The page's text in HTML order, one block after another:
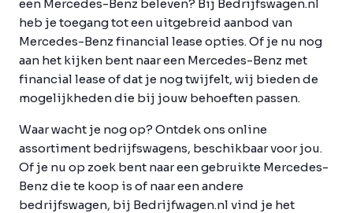
een Mercedes-Benz beleven? Bij Bedrijfswagen.nl
heb je toegang tot een uitgebreid aanbod van
Mercedes-Benz financial lease opties. Of je nu nog
aan het kijken bent naar een Mercedes-Benz met
financial lease of dat je nog twijfelt, wij bieden de
mogelijkheden die bij jouw behoeften passen.
Waar wacht je nog op? Ontdek ons online
assortiment bedrijfswagens, beschikbaar voor jou.
Of je nu op zoek bent naar een gebruikte Mercedes-
Benz die te koop is of naar een andere
bedrijfswagen, bij Bedrijfwagen.nl vind je het